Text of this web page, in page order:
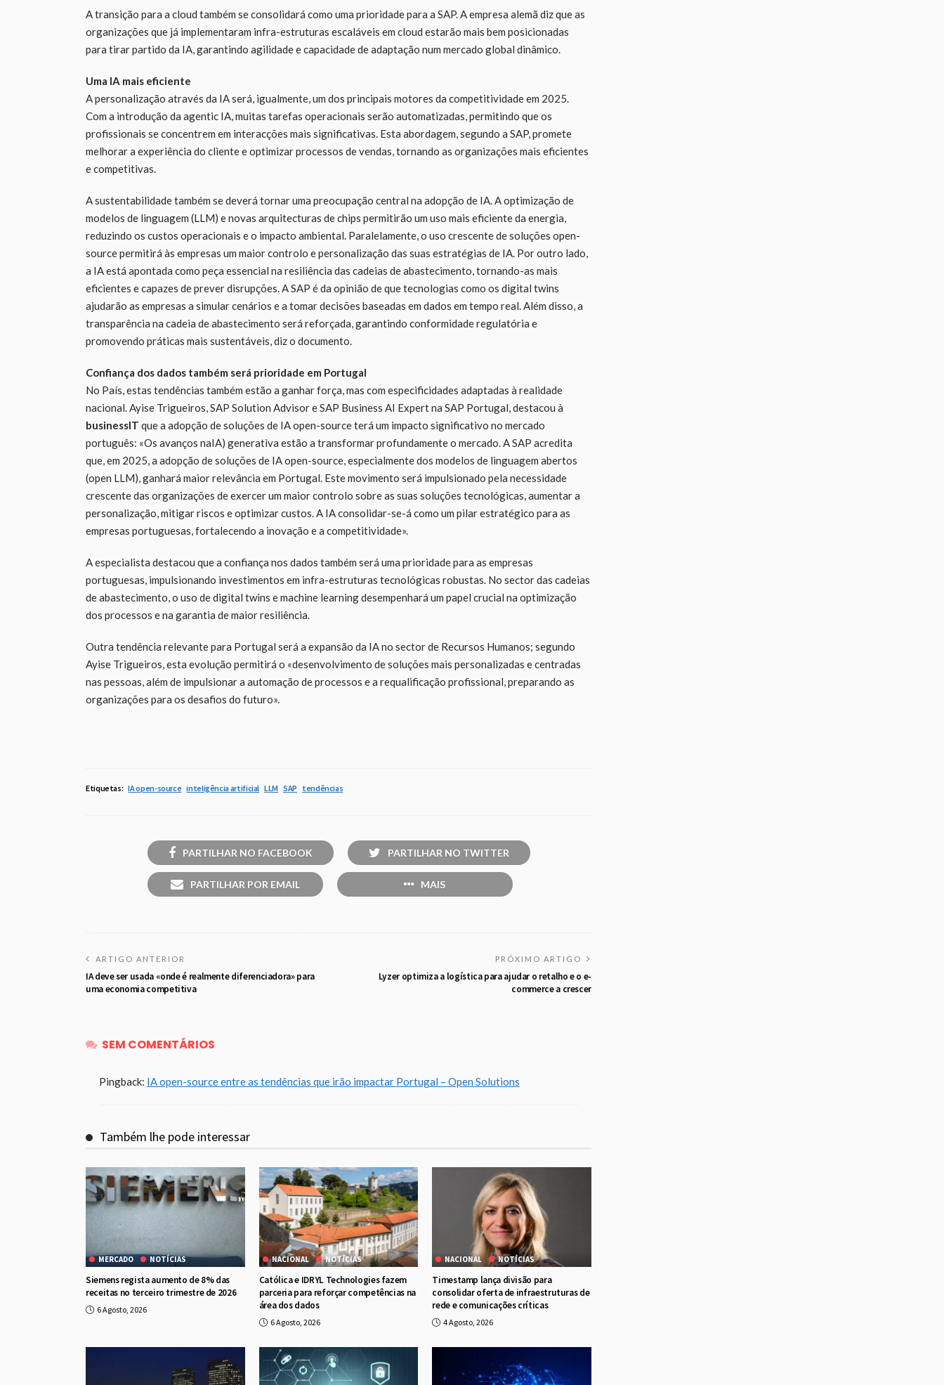
A transição para a cloud também se consolidará como uma prioridade para a SAP. A empresa alemã diz que as
organizações que já implementaram infra-estruturas escaláveis em cloud estarão mais bem posicionadas
para tirar partido da IA, garantindo agilidade e capacidade de adaptação num mercado global dinâmico.
Uma IA mais eficiente
A personalização através da IA será, igualmente, um dos principais motores da competitividade em 2025.
Com a introdução da agentic IA, muitas tarefas operacionais serão automatizadas, permitindo que os
profissionais se concentrem em interacções mais significativas. Esta abordagem, segundo a SAP, promete
melhorar a experiência do cliente e optimizar processos de vendas, tornando as organizações mais eficientes
e competitivas.
A sustentabilidade também se deverá tornar uma preocupação central na adopção de IA. A optimização de
modelos de linguagem (LLM) e novas arquitecturas de chips permitirão um uso mais eficiente da energia,
reduzindo os custos operacionais e o impacto ambiental. Paralelamente, o uso crescente de soluções open-
source permitirá às empresas um maior controlo e personalização das suas estratégias de IA. Por outro lado,
a IA está apontada como peça essencial na resiliência das cadeias de abastecimento, tornando-as mais
eficientes e capazes de prever disrupções. A SAP é da opinião de que tecnologias como os digital twins
ajudarão as empresas a simular cenários e a tomar decisões baseadas em dados em tempo real. Além disso, a
transparência na cadeia de abastecimento será reforçada, garantindo conformidade regulatória e
promovendo práticas mais sustentáveis, diz o documento.
Confiança dos dados também será prioridade em Portugal
No País, estas tendências também estão a ganhar força, mas com especificidades adaptadas à realidade
nacional. Ayise Trigueiros, SAP Solution Advisor e SAP Business AI Expert na SAP Portugal, destacou à
businessIT que a adopção de soluções de IA open-source terá um impacto significativo no mercado
português: «Os avanços naIA) generativa estão a transformar profundamente o mercado. A SAP acredita
que, em 2025, a adopção de soluções de IA open-source, especialmente dos modelos de linguagem abertos
(open LLM), ganhará maior relevância em Portugal. Este movimento será impulsionado pela necessidade
crescente das organizações de exercer um maior controlo sobre as suas soluções tecnológicas, aumentar a
personalização, mitigar riscos e optimizar custos. A IA consolidar-se-á como um pilar estratégico para as
empresas portuguesas, fortalecendo a inovação e a competitividade».
A especialista destacou que a confiança nos dados também será uma prioridade para as empresas
portuguesas, impulsionando investimentos em infra-estruturas tecnológicas robustas. No sector das cadeias
de abastecimento, o uso de digital twins e machine learning desempenhará um papel crucial na optimização
dos processos e na garantia de maior resiliência.
Outra tendência relevante para Portugal será a expansão da IA no sector de Recursos Humanos; segundo
Ayise Trigueiros, esta evolução permitirá o «desenvolvimento de soluções mais personalizadas e centradas
nas pessoas, além de impulsionar a automação de processos e a requalificação profissional, preparando as
organizações para os desafios do futuro».
Etiquetas: IA open-source inteligência artificial LLM SAP tendências
PARTILHAR NO FACEBOOK PARTILHAR NO TWITTER
PARTILHAR POR EMAIL MAIS
ARTIGO ANTERIOR
IA deve ser usada «onde é realmente diferenciadora» para
uma economia competitiva
PRÓXIMO ARTIGO
Lyzer optimiza a logística para ajudar o retalho e o e-
commerce a crescer
SEM COMENTÁRIOS
Pingback: IA open-source entre as tendências que irão impactar Portugal – Open Solutions
Também lhe pode interessar
MERCADO NOTÍCIAS
Siemens regista aumento de 8% das
receitas no terceiro trimestre de 2026
6 Agosto, 2026
NACIONAL NOTÍCIAS
Católica e IDRYL Technologies fazem
parceria para reforçar competências na
área dos dados
6 Agosto, 2026
NACIONAL NOTÍCIAS
Timestamp lança divisão para
consolidar oferta de infraestruturas de
rede e comunicações críticas
4 Agosto, 2026